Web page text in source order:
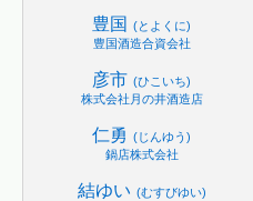
豊国
(とよくに)
豊国酒造合資会社
彦市 (ひこいち)
株式会社月の井酒造店
仁勇 (じんゆう)
鍋店株式会社
結ゆい (むすびゆい)